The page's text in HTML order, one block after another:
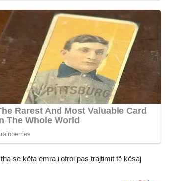
se këta emra i ofroi pas trajtimit të kësaj